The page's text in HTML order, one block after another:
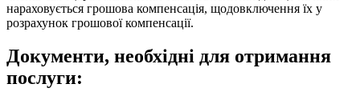
нараховується грошова компенсація, щодовключення їх у
розрахунок грошової компенсації.
Документи, необхідні для отримання
послуги: